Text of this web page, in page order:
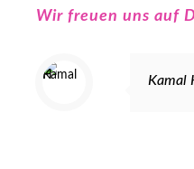
Wir freuen uns auf
Kamal